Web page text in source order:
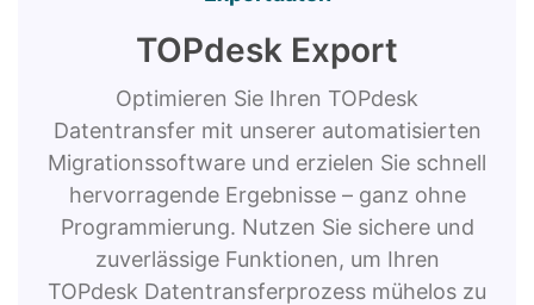
TOPdesk Export
Optimieren Sie Ihren TOPdesk
Datentransfer mit unserer automatisierten
Migrationssoftware und erzielen Sie schnell
hervorragende Ergebnisse – ganz ohne
Programmierung. Nutzen Sie sichere und
zuverlässige Funktionen, um Ihren
TOPdesk Datentransferprozess mühelos zu